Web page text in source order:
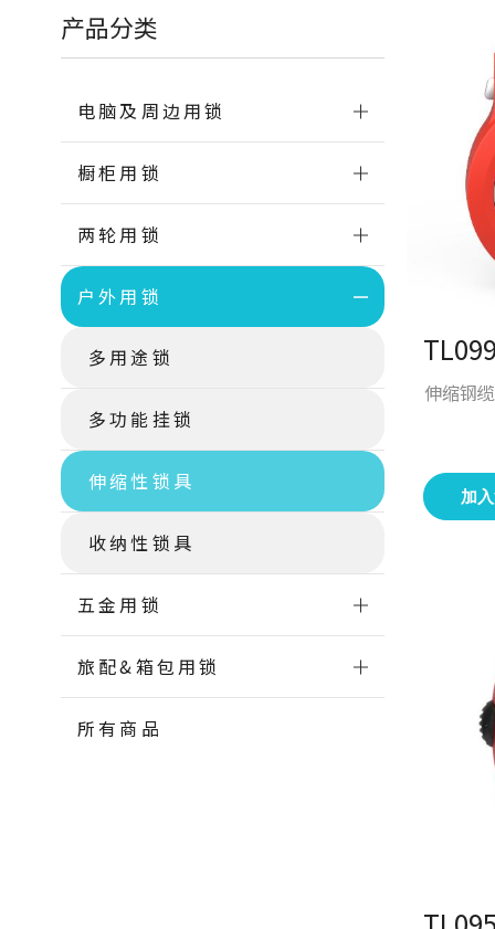
产品分类
电脑及周边用锁
橱柜用锁
两轮用锁
户外用锁
多用途锁
多功能挂锁
伸缩性锁具
收纳性锁具
五金用锁
旅配&箱包用锁
所有商品
伸缩钢
加